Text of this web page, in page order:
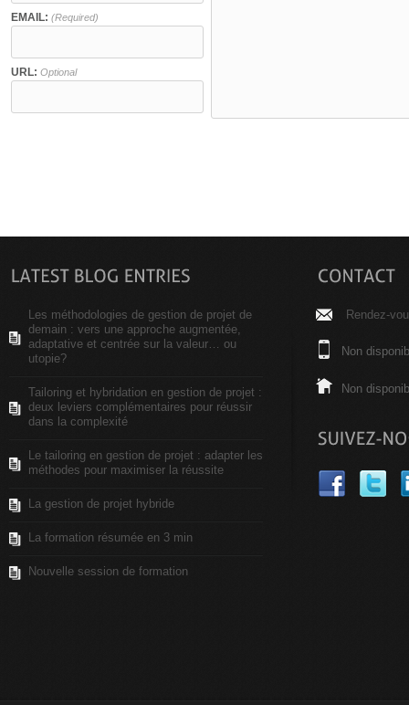
EMAIL: (Required)
URL: Optional
Les méthodologies de gestion de projet de
demain : vers une approche augmentée,
adaptative et centrée sur la valeur… ou
utopie?
Tailoring et hybridation en gestion de projet :
deux leviers complémentaires pour réussir
dans la complexité
Le tailoring en gestion de projet : adapter les
méthodes pour maximiser la réussite
La gestion de projet hybride
La formation résumée en 3 min
Nouvelle session de formation
Rendez-
Non
Non